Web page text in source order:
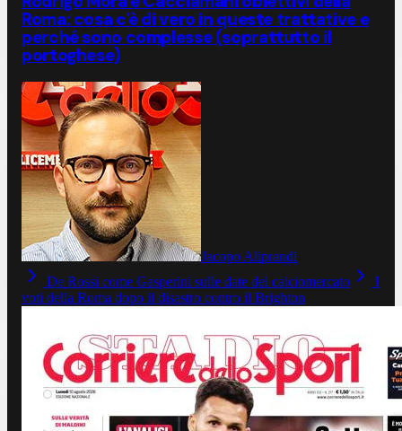
Roma: cosa c'è di vero in queste trattative e
perché sono complesse (soprattutto il
portoghese)
Jacopo Aliprandi
De Rossi come Gasperini sulle date del calciomercato
I
voti della Roma dopo il disastro contro il Brighton